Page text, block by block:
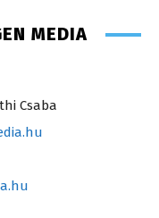
MEDIA
Csaba